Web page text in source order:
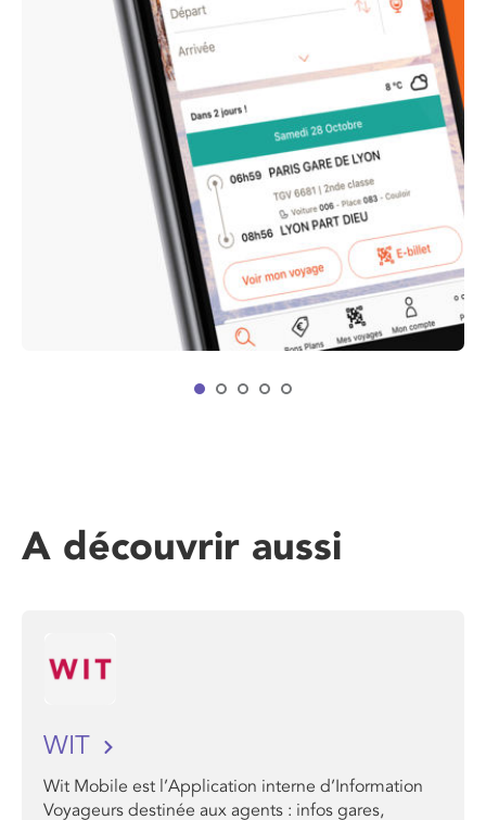
A découvrir aussi
WIT
Wit Mobile est l’Application interne d’Information
Voyageurs destinée aux agents : infos gares,